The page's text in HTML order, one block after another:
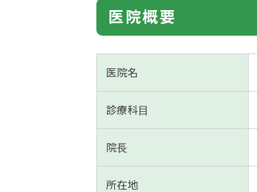
医院概要
医院名
診療科⽬
院⻑
所在地